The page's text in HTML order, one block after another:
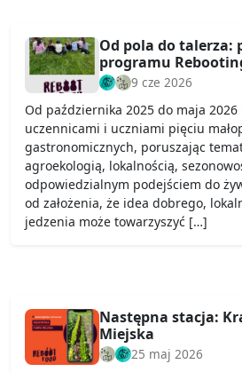
Od pola do talerza:
programu
9 cze 2026
Od października 2025 do maja
uczennicami i uczniami pięciu
gastronomicznych, poruszając
agroekologią, lokalnością,
odpowiedzialnym podejściem do
od założenia, że idea dobrego,
jedzenia może towarzyszyć […]
Następna stacja:
Miejska
25 maj 2026